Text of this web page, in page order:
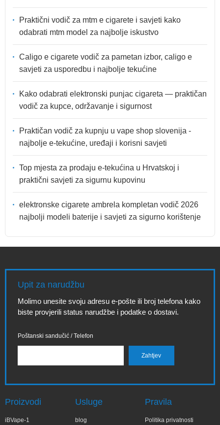
Praktični vodič za mtm e cigarete i savjeti kako
odabrati mtm model za najbolje iskustvo
Caligo e cigarete vodič za pametan izbor, caligo e
savjeti za usporedbu i najbolje tekućine
Kako odabrati elektronski punjac cigareta — praktičan
vodič za kupce, održavanje i sigurnost
Praktičan vodič za kupnju u vape shop slovenija -
najbolje e-tekućine, uređaji i korisni savjeti
Top mjesta za prodaju e-tekućina u Hrvatskoj i
praktični savjeti za sigurnu kupovinu
elektronske cigarete ambrela kompletan vodič 2026
najbolji modeli baterije i savjeti za sigurno korištenje
Upit za narudžbu
Molimo unesite svoju adresu e-pošte ili broj telefona kako
biste provjerili status narudžbe i podatke o dostavi.
Poštanski sandučić / Telefon
Proizvodi
iBVape-1
Usluge
blog
Pravila
Politika privatnosti